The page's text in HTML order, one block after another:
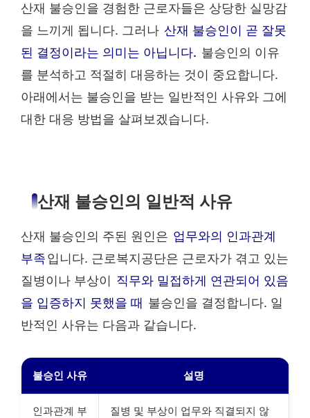
산재 불승인을 경험한 근로자들은 상당한 실망감
을 느끼게 됩니다. 그러나 산재 불승인이 곧 잘못
된 결정이라는 의미는 아닙니다. 불승인의 이유
를 분석하고 적절히 대응하는 것이 중요합니다.
아래에서는 불승인을 받는 일반적인 사유와 그에
대한 대응 방법을 살펴보겠습니다.
산재 불승인의 일반적 사유
산재 불승인의 주된 원인은 업무와의 인과관계
부족입니다. 근로복지공단은 근로자가 겪고 있는
질병이나 부상이 직무와 밀접하게 연관되어 있음
을 입증하지 못했을 때 불승인을 결정합니다. 일
반적인 사유는 다음과 같습니다.
불승인 사유 설명
인과관계 부 질병 및 부상이 업무와 직결되지 않